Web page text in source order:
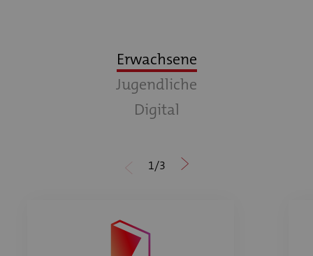
Erwachsene
Jugendliche
Digital
1/3